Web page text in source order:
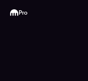
Kraken
Pro